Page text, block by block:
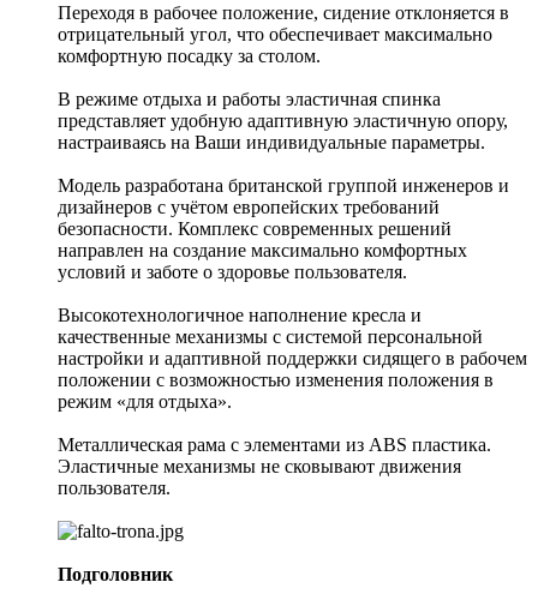
Переходя в рабочее положение, сидение отклоняется в
отрицательный угол, что обеспечивает максимально
комфортную посадку за столом.
В режиме отдыха и работы эластичная спинка
представляет удобную адаптивную эластичную опору,
настраиваясь на Ваши индивидуальные параметры.
Модель разработана британской группой инженеров и
дизайнеров с учётом европейских требований
безопасности. Комплекс современных решений
направлен на создание максимально комфортных
условий и заботе о здоровье пользователя.
Высокотехнологичное наполнение кресла и
качественные механизмы с системой персональной
настройки и адаптивной поддержки сидящего в рабочем
положении с возможностью изменения положения в
режим «для отдыха».
Металлическая рама с элементами из ABS пластика.
Эластичные механизмы не сковывают движения
пользователя.
Подголовник